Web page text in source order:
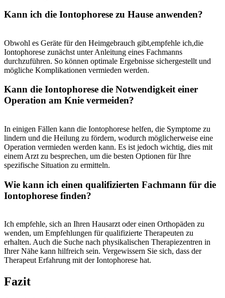
Kann ich die Iontophorese zu Hause anwenden?
Obwohl‍ es Geräte für den Heimgebrauch gibt,empfehle ich,die
Iontophorese zunächst unter Anleitung eines ​Fachmanns
durchzuführen.‌ So können optimale Ergebnisse sichergestellt und‍
mögliche Komplikationen vermieden werden.
Kann die⁢ Iontophorese die Notwendigkeit einer
Operation am Knie ⁢vermeiden?
In einigen ‍Fällen kann die Iontophorese helfen, die Symptome zu
lindern und⁢ die Heilung zu fördern, wodurch möglicherweise eine
Operation vermieden werden kann. Es ist jedoch wichtig, dies⁤ mit⁢
einem Arzt zu besprechen, um die besten Optionen für Ihre⁤
spezifische​ Situation zu ermitteln.
Wie ⁣kann ich einen qualifizierten‌ Fachmann für ​die
⁤Iontophorese‍ finden?
Ich ‌empfehle, sich an Ihren Hausarzt oder einen Orthopäden zu
wenden, um Empfehlungen für⁢ qualifizierte Therapeuten zu
erhalten. Auch ⁢die Suche nach physikalischen ⁣Therapiezentren ‍in
Ihrer Nähe kann hilfreich​ sein. Vergewissern Sie sich, dass der
⁤Therapeut‌ Erfahrung mit der ⁤Iontophorese‌ hat.
Fazit